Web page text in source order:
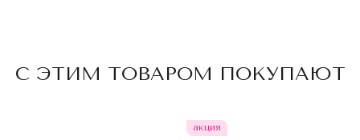
С ЭТИМ ТОВАРОМ ПОКУПАЮТ
зарегистрируйтесь,
чтобы добавить товар в
акция
зарегистрируйтесь,
чтобы добавить товар в